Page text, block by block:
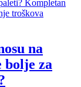
na
bolje za